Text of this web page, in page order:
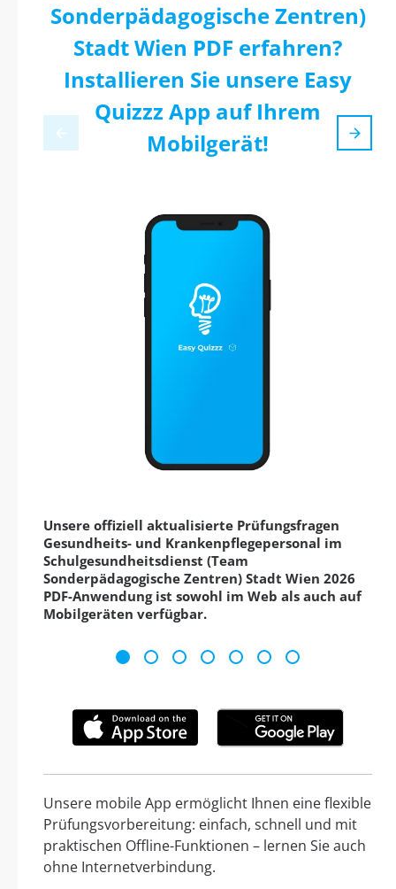
Sonderpädagogische Zentren)
Stadt Wien PDF erfahren?
Installieren Sie unsere Easy
Quizzz App auf Ihrem
Mobilgerät!
Unsere offiziell aktualisierte Prüfungsfragen
Gesundheits- und Krankenpflegepersonal im
Schulgesundheitsdienst (Team
Sonderpädagogische Zentren) Stadt Wien 2026
PDF-Anwendung ist sowohl im Web als auch auf
Mobilgeräten verfügbar.
Unsere mobile App ermöglicht Ihnen eine flexible
Prüfungsvorbereitung: einfach, schnell und mit
praktischen Offline-Funktionen – lernen Sie auch
ohne Internetverbindung.